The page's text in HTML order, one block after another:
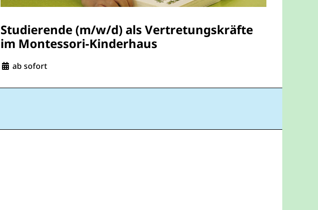
Studierende (m/w/d) als Vertretungskräfte
im Montessori-Kinderhaus
Eintrittsdatum:
ab sofort